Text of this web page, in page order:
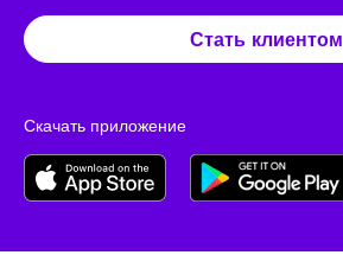
Стать клиентом
Скачать приложение